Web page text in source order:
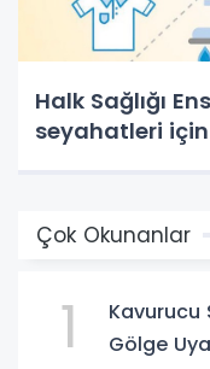
Halk Sağlığı
seyahatleri için
Çok Okunanlar
1
Kavurucu
Gölge